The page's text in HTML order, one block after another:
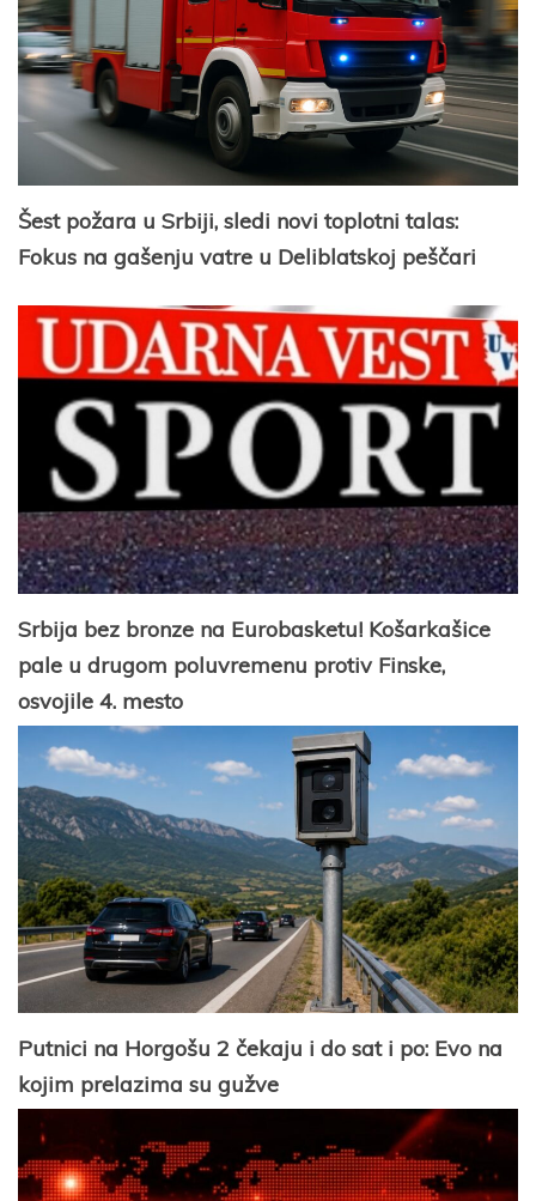
Šest požara u Srbiji, sledi novi toplotni talas:
Fokus na gašenju vatre u Deliblatskoj peščari
Srbija bez bronze na Eurobasketu! Košarkašice
pale u drugom poluvremenu protiv Finske,
osvojile 4. mesto
Putnici na Horgošu 2 čekaju i do sat i po: Evo na
kojim prelazima su gužve